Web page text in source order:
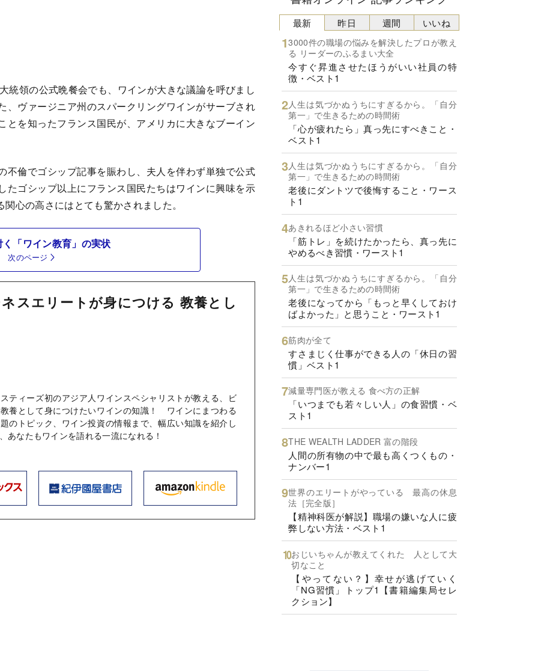
領の公式晩餐会でも、ワインが大きな議論を呼びまし
、ヴァージニア州のスパークリングワインがサーブされ
とを知ったフランス国民が、アメリカに大きなブーイン
倫でゴシップ記事を賑わし、夫人を伴わず単独で公式
たゴシップ以上にフランス国民たちはワインに興味を示
心の高さにはとても驚かされました。
「ワイン教育」の実状
次のページ
スエリートが身につける 教養とし
ティーズ初のアジア人ワインスペシャリストが教える、ビ
養として身につけたいワインの知識！ ワインにまつわる
のトピック、ワイン投資の情報まで、幅広い知識を紹介し
あなたもワインを語れる一流になれる！
最新
3000件の職場の悩みを解決したプロが教え
る リーダーのふるまい大全
今すぐ昇進させたほうがいい社員の特
徴・ベスト1
人生は気づかぬうちにすぎるから。「自分
第一」で生きるための時間術
「心が疲れたら」真っ先にすべきこと・
ベスト1
人生は気づかぬうちにすぎるから。「自分
第一」で生きるための時間術
老後にダントツで後悔すること・ワース
ト1
あきれるほど小さい習慣
「筋トレ」を続けたかったら、真っ先に
やめるべき習慣・ワースト1
人生は気づかぬうちにすぎるから。「自分
第一」で生きるための時間術
老後になってから「もっと早くしておけ
ばよかった」と思うこと・ワースト1
筋肉が全て
すさまじく仕事ができる人の「休日の習
慣」ベスト1
減量専門医が教える 食べ方の正解
「いつまでも若々しい人」の食習慣・ベ
スト1
THE WEALTH LADDER 富の階段
人間の所有物の中で最も高くつくもの・
ナンバー1
世界のエリートがやっている 最高の休息
法［完全版］
【精神科医が解説】職場の嫌いな人に疲
弊しない方法・ベスト1
おじいちゃんが教えてくれた 人として大
切なこと
【やってない？】幸せが逃げていく
「NG習慣」トップ1【書籍編集局セレ
クション】
昨日 週間 いいね